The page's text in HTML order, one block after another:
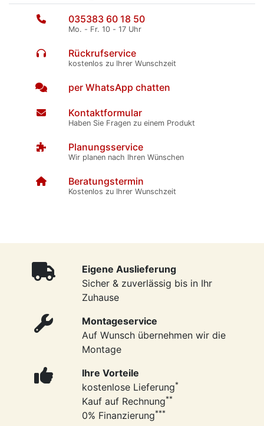
035383 60 18 50
Mo. - Fr. 10 - 17 Uhr
Rückrufservice
kostenlos zu Ihrer Wunschzeit
per WhatsApp chatten
Kontaktformular
Haben Sie Fragen zu einem Produkt
Planungsservice
Wir planen nach Ihren Wünschen
Beratungstermin
Kostenlos zu Ihrer Wunschzeit
Eigene Auslieferung
Sicher & zuverlässig bis in Ihr
Zuhause
Montageservice
Auf Wunsch übernehmen wir die
Montage
Ihre Vorteile
kostenlose Lieferung*
Kauf auf Rechnung**
0% Finanzierung***